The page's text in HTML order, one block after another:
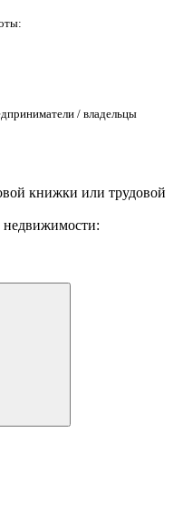
/ владельцы
книжки или трудовой
недвижимости: